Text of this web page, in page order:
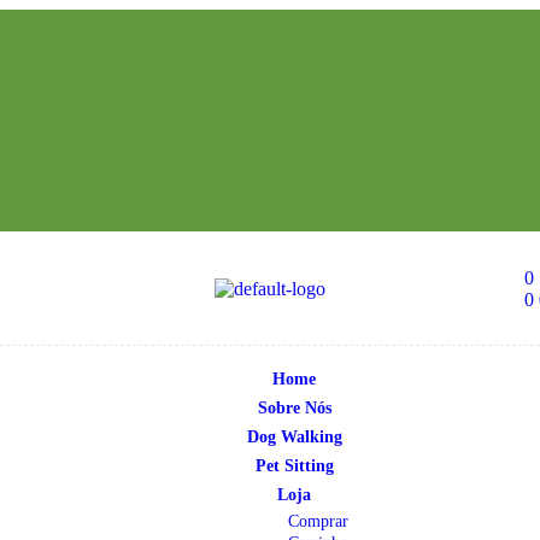
0
0
Home
Sobre Nós
Dog Walking
Pet Sitting
Loja
Comprar